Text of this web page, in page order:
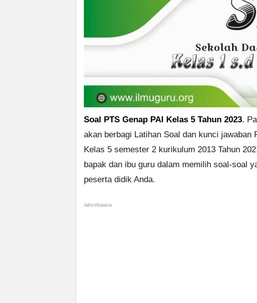
Soal PTS Genap PAI Kelas 5 Tahun 2023.
akan berbagi Latihan Soal dan kunci
Kelas 5 semester 2 kurikulum 2013 Tahun
bapak dan ibu guru dalam memilih soal-soal
peserta didik Anda.
Advertismen